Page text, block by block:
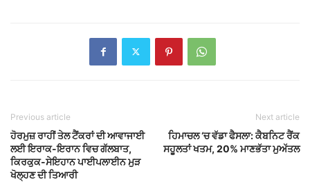
Previous article
ਹੋਰਮੁਜ਼ ਰਾਹੀਂ ਤੇਲ ਟੈਂਕਰਾਂ ਦੀ ਆਵਾਜਾਈ
ਲਈ ਇਰਾਕ-ਇਰਾਨ ਵਿਚ ਗੱਲਬਾਤ,
ਕਿਰਕੁਕ-ਸੇਇਹਾਨ ਪਾਈਪਲਾਈਨ ਮੁੜ
ਖੋਲ੍ਹਣ ਦੀ ਤਿਆਰੀ
Next article
ਹਿਮਾਚਲ ‘ਚ ਵੱਡਾ ਫੈਸਲਾ: ਕੈਬਨਿਟ ਰੈਂਕ
ਸਹੂਲਤਾਂ ਖਤਮ, 20% ਮਾਣਭੱਤਾ ਮੁਅੱਤਲ